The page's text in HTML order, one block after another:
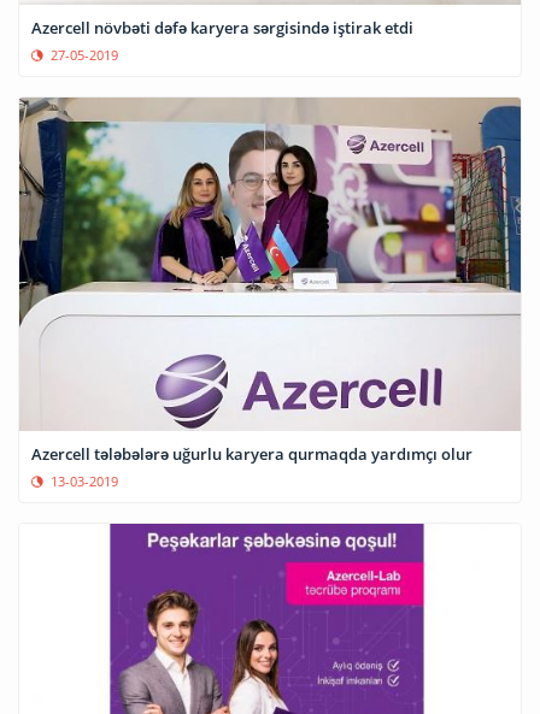
Azercell növbəti dəfə karyera sərgisində iştirak etdi
27-05-2019
Azercell tələbələrə uğurlu karyera qurmaqda yardımçı olur
13-03-2019